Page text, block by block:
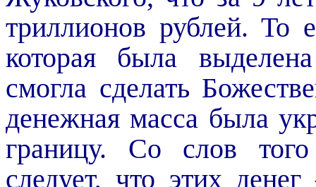
триллионов рублей. То
которая была
смогла сделать
денежная масса была
границу. Со слов
следует, что этих